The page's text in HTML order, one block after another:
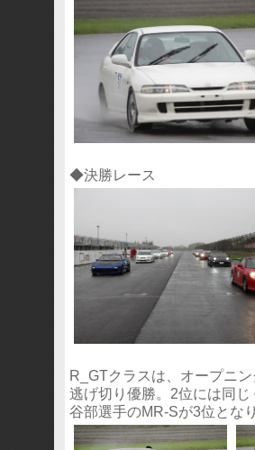
◆決勝レース
R_GTクラスは、オープニ
逃げ切り優勝。2位には同
谷部選手のMR-Sが3位とな